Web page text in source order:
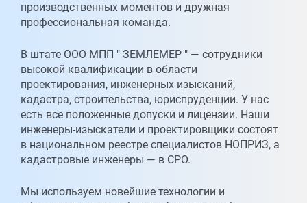
производственных моментов и дружная
профессиональная команда.
В штате ООО МПП " ЗЕМЛЕМЕР " — сотрудники
высокой квалификации в области
проектирования, инженерных изысканий,
кадастра, строительства, юриспруденции. У нас
есть все положенные допуски и лицензии. Наши
инженеры-изыскатели и проектировщики состоят
в национальном реестре специалистов НОПРИЗ, а
кадастровые инженеры — в СРО.
Мы используем новейшие технологии и